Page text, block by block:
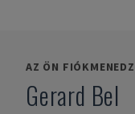
AZ ÖN
Gerard Bel